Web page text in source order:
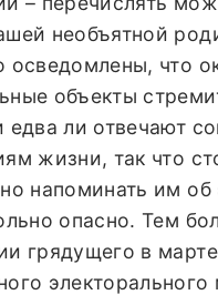
необъятной
осведомлены, что
объекты
едва ли отвечают
жизни, так что
напоминать им
опасно. Тем
грядущего в марте